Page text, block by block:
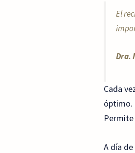
El
Dra.
Cada
óptimo.
A día